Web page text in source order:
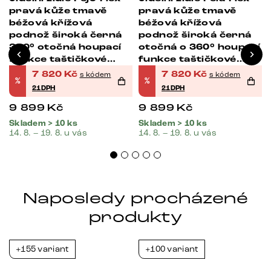
pravá kůže tmavě
béžová křížová
podnož široká černá
360° otočná houpací
funkce taštičkové
pružiny
%
7 820 Kč s kódem
21DPH
9 899 Kč
Skladem > 10 ks
14. 8. – 19. 8. u vás
pravá kůže tmavě
béžová křížová
podnož široká černá
otočná o 360° houpací
funkce taštičkové
pružiny
%
7 820 Kč s kódem
21DPH
9 899 Kč
Skladem > 10 ks
14. 8. – 19. 8. u vás
Naposledy procházené
produkty
+155 variant +100 variant